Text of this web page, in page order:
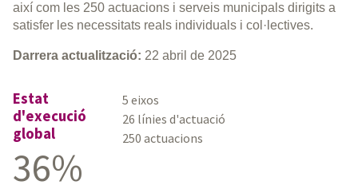
així com les 250 actuacions i serveis municipals dirigits a
satisfer les necessitats reals individuals i col·lectives.
Darrera actualització: 22 abril de 2025
Estat
d'execució
global
36%
5 eixos
26 línies d'actuació
250 actuacions